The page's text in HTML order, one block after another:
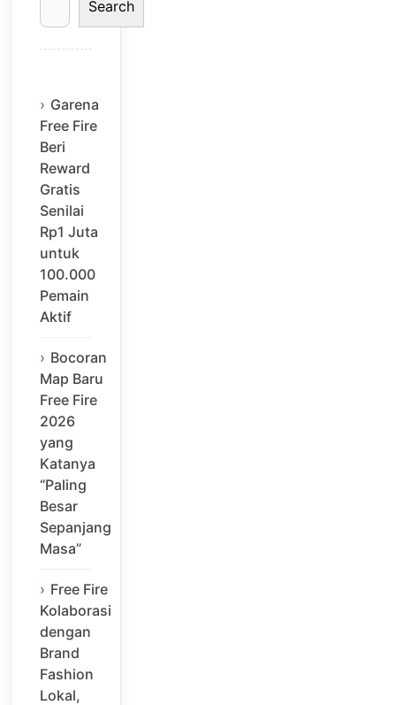
Search
Garena
Free Fire
Beri
Reward
Gratis
Senilai
Rp1 Juta
untuk
100.000
Pemain
Aktif
Bocoran
Map Baru
Free Fire
2026
yang
Katanya
“Paling
Besar
Sepanjang
Masa”
Free Fire
Kolaborasi
dengan
Brand
Fashion
Lokal,